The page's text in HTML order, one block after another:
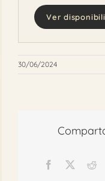
Ver
30/06/2024
Facebook